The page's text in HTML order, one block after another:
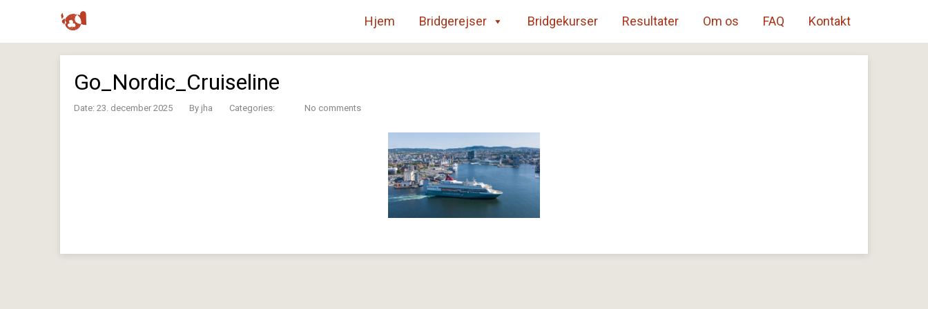
Hjem Bridgerejser Bridgekurser Resultater Om os FAQ Kontakt
Go_Nordic_Cruiseline
Date: 23. december 2025 By jha Categories: No comments